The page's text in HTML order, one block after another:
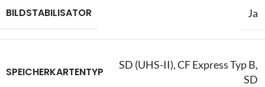
BILDSTABILISATOR Ja
SPEICHERKARTENTYP
SD (UHS-II),CF Express Typ B,
SD